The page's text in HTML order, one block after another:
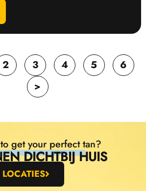
2 3 4 5
6
>
get your perfect tan?
DICHTBIJ HUIS